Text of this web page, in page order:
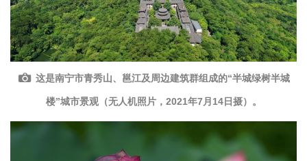
这是南宁市青秀山、邕江及周边建筑群组成的“半城绿树半城
楼”城市景观（无人机照片，2021年7月14日摄）。